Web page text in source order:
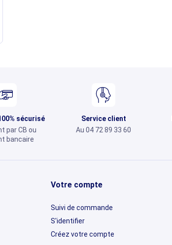
sécurisé
par CB ou
bancaire
Service client
Au 04 72 89 33 60
Votre compte
Suivi de commande
S'identifier
Créez votre compte